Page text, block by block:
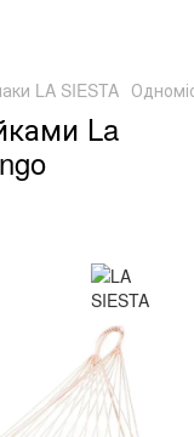
LA SIESTA
La